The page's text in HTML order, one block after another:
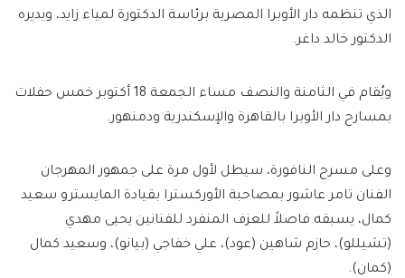
الذي تنظمه دار الأوبرا المصرية برئاسة الدكتورة لمياء زايد، ويديره
الدكتور خالد داغر.
ويُقام في الثامنة والنصف مساء الجمعة 18 أكتوبر خمس حفلات
بمسارح دار الأوبرا بالقاهرة والإسكندرية ودمنهور.
وعلى مسرح النافورة، سيطل لأول مرة على جمهور المهرجان
الفنان تامر عاشور بمصاحبة الأوركسترا بقيادة المايسترو سعيد
كمال، يسبقه فاصلاً للعزف المنفرد للفنانين يحيى مهدي
(تشيللو)، حازم شاهين (عود)، علي خفاجي (بيانو)، وسعيد كمال
(كمان).